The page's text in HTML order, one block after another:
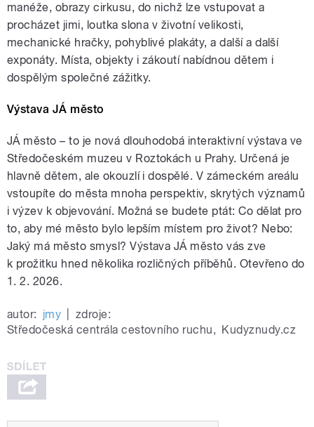
manéže, obrazy cirkusu, do nichž lze vstupovat a
procházet jimi, loutka slona v životní velikosti,
mechanické hračky, pohyblivé plakáty, a další a další
exponáty. Místa, objekty i zákoutí nabídnou dětem i
dospělým společné zážitky.
Výstava JÁ město
JÁ město – to je nová dlouhodobá interaktivní výstava ve
Středočeském muzeu v Roztokách u Prahy. Určená je
hlavně dětem, ale okouzlí i dospělé. V zámeckém areálu
vstoupíte do města mnoha perspektiv, skrytých významů
i výzev k objevování. Možná se budete ptát: Co dělat pro
to, aby mé město bylo lepším místem pro život? Nebo:
Jaký má město smysl? Výstava JÁ město vás zve
k prožitku hned několika rozličných příběhů. Otevřeno do
1. 2. 2026.
autor: jmy
zdroje:
Středočeská centrála cestovního ruchu, Kudyznudy.cz